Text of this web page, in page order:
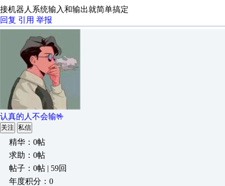
接机器人系统输入和输出就简单搞定
回复 引用 举报
认真的人不会输🤟
关注 私信
精华：0帖
求助：0帖
帖子：0帖 | 59回
年度积分：0